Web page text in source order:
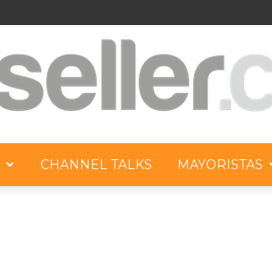
CHANNEL TALKS MAYORISTAS